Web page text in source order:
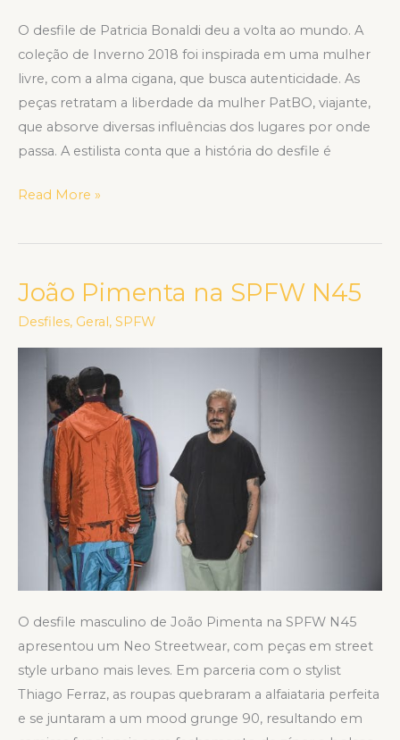
O desfile de Patricia Bonaldi deu a volta ao mundo. A
coleção de Inverno 2018 foi inspirada em uma mulher
livre, com a alma cigana, que busca autenticidade. As
peças retratam a liberdade da mulher PatBO, viajante,
que absorve diversas influências dos lugares por onde
passa. A estilista conta que a história do desfile é
Read More »
João Pimenta na SPFW N45
Desfiles, Geral , SPFW
O desfile masculino de João Pimenta na SPFW N45
apresentou um Neo Streetwear, com peças em street
style urbano mais leves. Em parceria com o stylist
Thiago Ferraz, as roupas quebraram a alfaiataria perfeita
e se juntaram a um mood grunge 90, resultando em
João